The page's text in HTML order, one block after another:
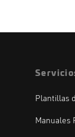
Plantillas
Manuales